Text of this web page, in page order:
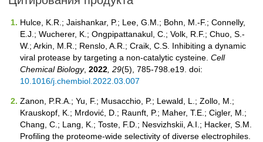
Hulce, K.R.; Jaishankar, P.; Lee, G.M.; Bohn, M.-F.; Connelly,
E.J.; Wucherer, K.; Ongpipattanakul, C.; Volk, R.F.; Chuo, S.-
W.; Arkin, M.R.; Renslo, A.R.; Craik, C.S. Inhibiting a dynamic
viral protease by targeting a non-catalytic cysteine. Cell
Chemical Biology, 2022 , 29(5), 785-798.e19. doi:
10.1016/j.chembiol.2022.03.007
Zanon, P.R.A.; Yu, F.; Musacchio, P.; Lewald, L.; Zollo, M.;
Krauskopf, K.; Mrdović, D.; Raunft, P.; Maher, T.E.; Cigler, M.;
Chang, C.; Lang, K.; Toste, F.D.; Nesvizhskii, A.I.; Hacker, S.M.
Profiling the proteome-wide selectivity of diverse electrophiles.